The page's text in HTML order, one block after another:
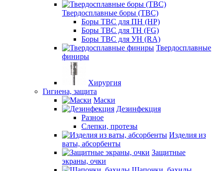
Твердосплавные боры (ТВС)
Боры ТВС для ПН (HP)
Боры ТВС для ТН (FG)
Боры ТВС для УН (RA)
Твердосплавные
финиры
Хирургия
Гигиена, защита
Маски
Дезинфекция
Разное
Слепки, протезы
Изделия из
ваты, абсорбенты
Защитные
экраны, очки